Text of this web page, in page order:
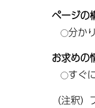
ページの
分か
お求めの
すぐ
（注釈